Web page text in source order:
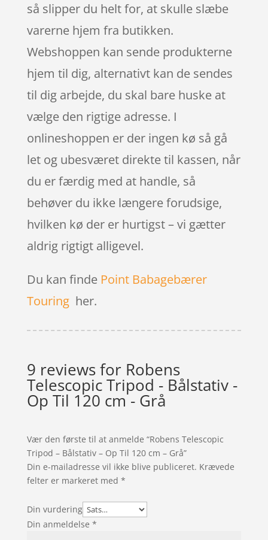
så slipper du helt for, at skulle slæbe
varerne hjem fra butikken.
Webshoppen kan sende produkterne
hjem til dig, alternativt kan de sendes
til dig arbejde, du skal bare huske at
vælge den rigtige adresse. I
onlineshoppen er der ingen kø så gå
let og ubesværet direkte til kassen, når
du er færdig med at handle, så
behøver du ikke længere forudsige,
hvilken kø der er hurtigst – vi gætter
aldrig rigtigt alligevel.
Du kan finde Point Babagebærer
Touringher.
9 reviews for Robens
Telescopic Tripod - Bålstativ -
Op Til 120 cm - Grå
Vær den første til at anmelde “Robens Telescopic
Tripod – Bålstativ – Op Til 120 cm – Grå”
Din e-mailadresse vil ikke blive publiceret. Krævede
felter er markeret med *
Din vurdering
Din anmeldelse *